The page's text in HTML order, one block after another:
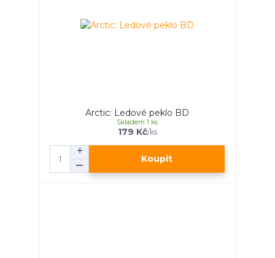
Arctic: Ledové peklo BD
179 Kč/ks
Skladem 1 ks
Koupit